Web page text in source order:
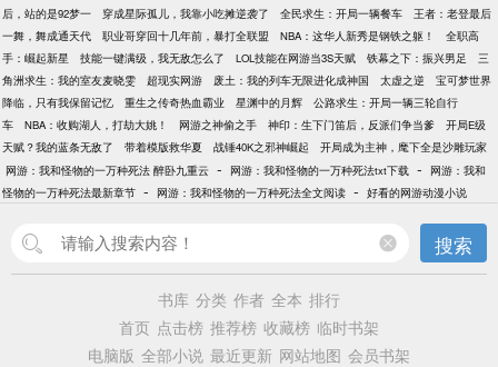
后，站的是92梦一
穿成星际孤儿，我靠小吃摊逆袭了 全民求生：开局一辆餐车
王者：老登最后
一舞，舞成通天代
职业哥穿回十几年前，暴打全联盟 NBA：这华人新秀是钢铁之躯！
全职高
手：崛起新星
技能一键满级，我无敌怎么了 LOL技能在网游当3S天赋 铁幕之下：振兴男足
三
角洲求生：我的室友麦晓雯
超现实网游 废土：我的列车无限进化成神国 太虚之逆
宝可梦世界
降临，只有我保留记忆
重生之传奇热血霸业 星渊中的月辉
公路求生：开局一辆三轮自行
车
NBA：收购湖人，打劫大姚！ 网游之神偷之手 神印：生下门笛后，反派们争当爹
开局E级
天赋？我的蓝条无敌了
带着模版救华夏 战锤40K之邪神崛起
开局成为主神，麾下全是沙雕玩家
网游：我和怪物的一万种死法 醉卧九重云 - 网游：我和怪物的一万种死法txt下载 -
网游：我和
怪物的一万种死法最新章节 - 网游：我和怪物的一万种死法全文阅读 - 好看的网游动漫小说
搜索
书库 分类 作者 全本 排行
首页 点击榜 推荐榜 收藏榜 临时书架
电脑版 全部小说 最近更新 网站地图 会员书架